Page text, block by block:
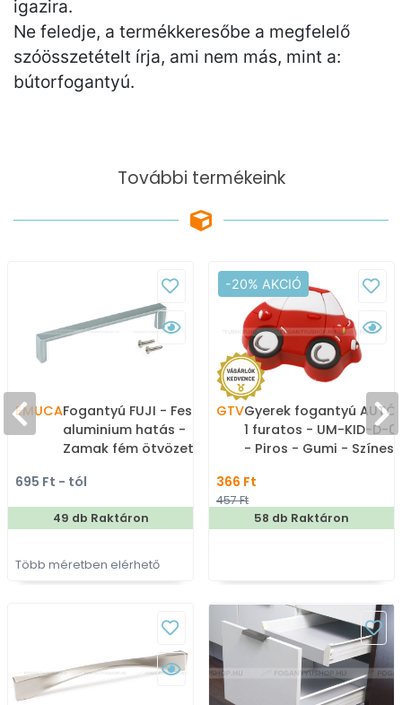
igazira.
Ne feledje, a termékkeresőbe a megfelelő
szóösszetételt írja, ami nem más, mint a:
bútorfogantyú.
További termékeink
EMUCAFogantyú FUJI - Festett
aluminium hatás -
Zamak fém ötvözet -
fém bútorfogantyú
695 Ft - tól
49 db Raktáron
Több méretben elérhető
-20% AKCIÓ
GTVGyerek fogantyú AUTÓ
1 furatos - UM-KID-D-
- Piros - Gumi - Színes
366 Ft
457 Ft
58 db Raktáron